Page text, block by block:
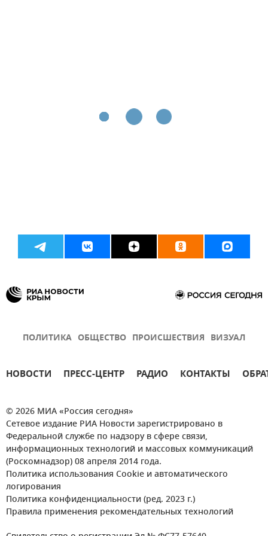
ПОЛИТИКА ОБЩЕСТВО ПРОИСШЕСТВИЯ ВИЗУАЛ
НОВОСТИ ПРЕСС-ЦЕНТР РАДИО КОНТАКТЫ
© 2026 МИА «Россия сегодня»
Сетевое издание РИА Новости зарегистрировано в
Федеральной службе по надзору в сфере связи,
информационных технологий и массовых коммуникаций
(Роскомнадзор) 08 апреля 2014 года.
Политика использования Cookie и автоматического
логирования
Политика конфиденциальности (ред. 2023 г.)
Правила применения рекомендательных технологий